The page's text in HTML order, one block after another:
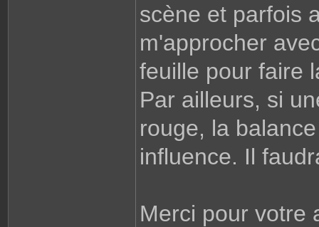
scène et parfois
m'approcher
feuille pour faire
Par ailleurs, si
rouge, la
influence. Il
Merci pour votre